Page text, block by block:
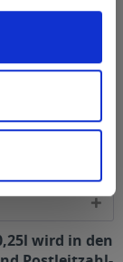
wird in den